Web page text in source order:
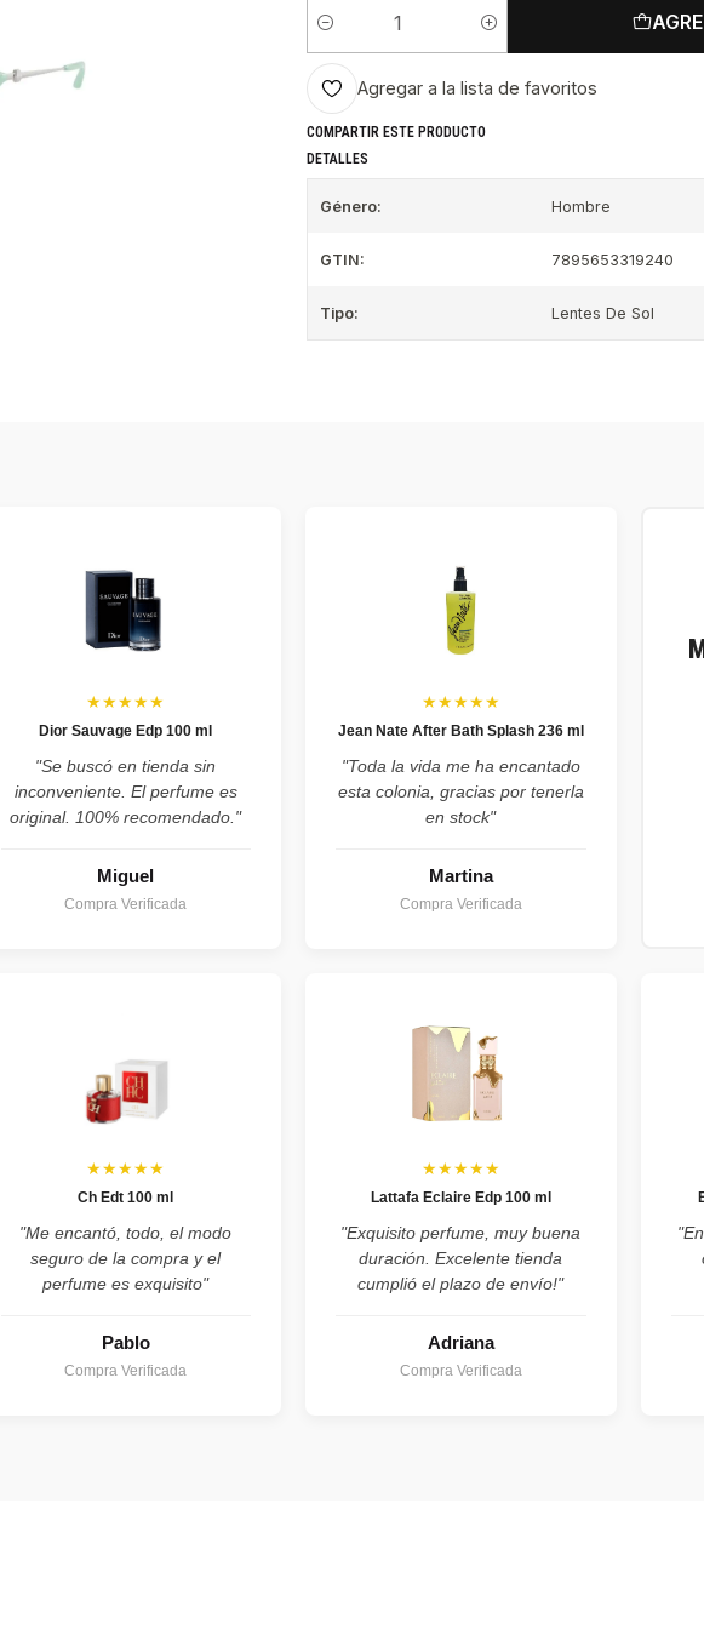
Cantidad
Agregar a la lista de favoritos
COMPARTIR ESTE PRODUCTO
DETALLES
Género: Hombre
GTIN: 7895653319240
Tipo: Lentes De Sol
★★★★★
Dior Sauvage Edp 100 ml
"Se buscó en tienda sin
inconveniente. El perfume es
original. 100% recomendado."
Miguel
Compra Verificada
★★★★★
Jean Nate After Bath Splash 236 ml
"Toda la vida me ha encantado
esta colonia, gracias por tenerla
en stock"
Martina
Compra Verificada
★★★★★
Ch Edt 100 ml
"Me encantó, todo, el modo
seguro de la compra y el
perfume es exquisito"
Pablo
Compra Verificada
★★★★★
Lattafa Eclaire Edp 100 ml
"Exquisito perfume, muy buena
duración. Excelente tienda
cumplió el plazo de envío!"
Adriana
Compra Verificada